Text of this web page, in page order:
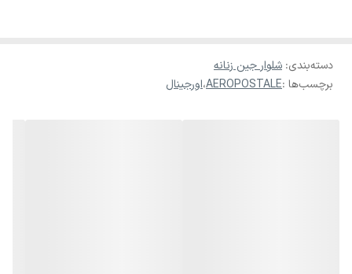
...
دسته‌بندی: شلوار جین زنانه
برچسب‌ها :AEROPOSTALE،اورجینال